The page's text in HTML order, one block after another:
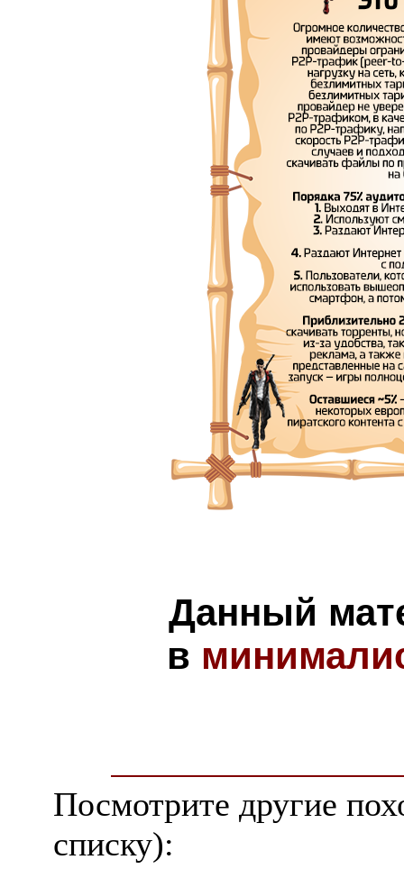
Данный
в
Посмотрите другие
списку):